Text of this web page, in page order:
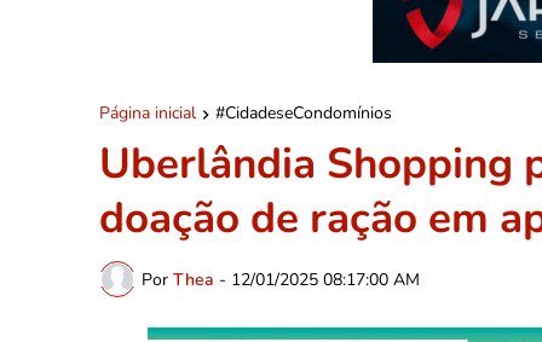
Página inicial #CidadeseCondomínios
Uberlândia Shopping
doação de ração em
Por Thea - 12/01/2025 08:17:00 AM